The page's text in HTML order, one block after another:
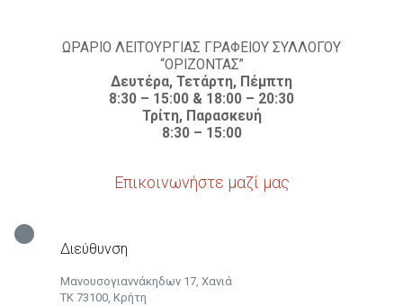
ΩΡΑΡΙΟ ΛΕΙΤΟΥΡΓΙΑΣ ΓΡΑΦΕΙΟΥ ΣΥΛΛΟΓΟΥ
“ΟΡΙΖΟΝΤΑΣ”
Δευτέρα, Τετάρτη, Πέμπτη
8:30 – 15:00 & 18:00 – 20:30
Τρίτη, Παρασκευή
8:30 – 15:00
Επικοινωνήστε μαζί μας
Διεύθυνση
Μανουσογιαννάκηδων 17, Χανιά
ΤΚ 73100, Κρήτη